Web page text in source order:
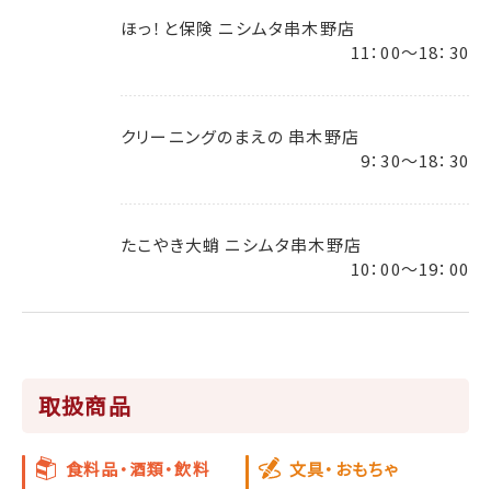
ほっ！と保険 ニシムタ串木野店
11：00～18：30
クリーニングのまえの 串木野店
9：30～18：30
たこやき大蛸 ニシムタ串木野店
10：00～19：00
取扱商品
食料品・酒類・飲料 文具・おもちゃ